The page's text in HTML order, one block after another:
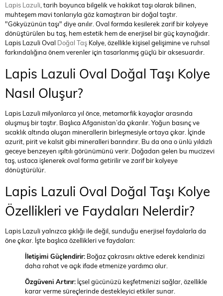
Lapis Lazuli, tarih boyunca bilgelik ve hakikat taşı olarak bilinen,
muhteşem mavi tonlarıyla göz kamaştıran bir doğal taştır.
"Gökyüzünün taşı" diye anılır. Oval formda kesilerek zarif bir kolyeye
dönüştürülen bu taş, hem estetik hem de enerjisel bir güç kaynağıdır.
Lapis Lazuli Oval Doğal Taş Kolye, özellikle kişisel gelişimine ve ruhsal
farkındalığına önem verenler için tasarlanmış güçlü bir aksesuardır.
Lapis Lazuli Oval Doğal Taşı Kolye
Nasıl Oluşur?
Lapis Lazuli milyonlarca yıl önce, metamorfik kayaçlar arasında
oluşmuş bir taştır. Başlıca Afganistan’da çıkarılır. Yoğun basınç ve
sıcaklık altında oluşan minerallerin birleşmesiyle ortaya çıkar. İçinde
azurit, pirit ve kalsit gibi mineralleri barındırır. Bu da ona o ünlü yıldızlı
geceye benzeyen ışıltılı görünümünü verir. Doğadan gelen bu mucizevi
taş, ustaca işlenerek oval forma getirilir ve zarif bir kolyeye
dönüştürülür.
Lapis Lazuli Oval Doğal Taşı Kolye
Özellikleri ve Faydaları Nelerdir?
Lapis Lazuli yalnızca şıklığı ile değil, sunduğu enerjisel faydalarla da
öne çıkar. İşte başlıca özellikleri ve faydaları:
İletişimi Güçlendirir: Boğaz çakrasını aktive ederek kendinizi
daha rahat ve açık ifade etmenize yardımcı olur.
Özgüveni Artırır: İçsel gücünüzü keşfetmenizi sağlar, özellikle
karar verme süreçlerinde destekleyici etkiler sunar.